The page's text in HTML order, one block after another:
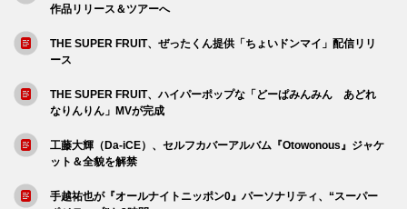
作品リリース＆ツアーへ
THE SUPER FRUIT、ぜったくん提供「ちょいドンマイ」配信リリ
ース
THE SUPER FRUIT、ハイパーポップな「どーぱみんみん あどれ
なりんりん」MVが完成
工藤大輝（Da-iCE）、セルフカバーアルバム『Otowonous』ジャケ
ット＆全貌を解禁
手越祐也が『オールナイトニッポン0』パーソナリティ、“スーパー